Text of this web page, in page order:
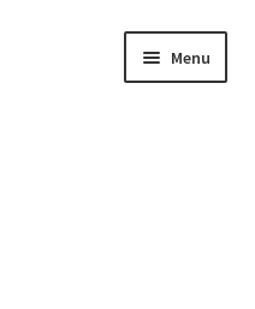
Menu